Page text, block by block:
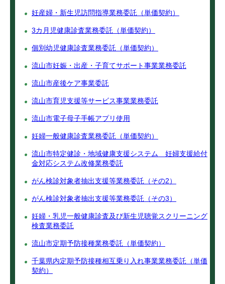
妊産婦・新生児訪問指導業務委託（単価契約）
3カ月児健康診査業務委託（単価契約）
個別幼児健康診査業務委託（単価契約）
流山市妊娠・出産・子育てサポート事業業務委託
流山市産後ケア事業委託
流山市育児支援等サービス事業業務委託
流山市電子母子手帳アプリ使用
妊婦一般健康診査業務委託（単価契約）
流山市特定健診・地域健康支援システム 妊婦支援給付
金対応システム改修業務委託
がん検診対象者抽出支援等業務委託（その2）
がん検診対象者抽出支援等業務委託（その3）
妊婦・乳児一般健康診査及び新生児聴覚スクリーニング
検査業務委託
流山市定期予防接種業務委託（単価契約）
千葉県内定期予防接種相互乗り入れ事業業務委託（単価
契約）